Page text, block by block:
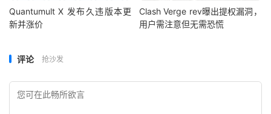
Quantumult X 发布久违版本更
新并涨价
Clash Verge rev曝出提权漏洞，
用户需注意但无需恐慌
评论 抢沙发